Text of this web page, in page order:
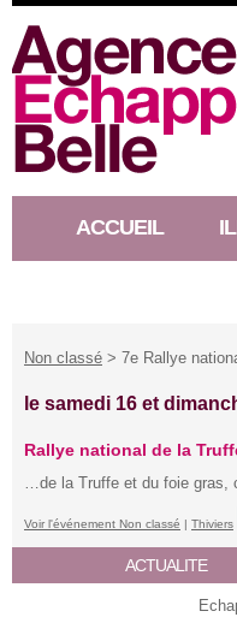
ACCUEIL
Non classé > 7e Rallye
le samedi 16 et
Rallye national de la
…de la Truffe et du foie gras,
Voir l'événement Non classé | Thiviers
ACTUALITE